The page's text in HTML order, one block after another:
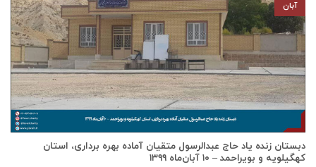
دبستان زنده ياد حاج عبدالرسول متقيان آماده بهره برداری، استان
كهگيلويه و بويراحمد – ۱۰ آبان‌ماه ۱۳۹۹
آبان